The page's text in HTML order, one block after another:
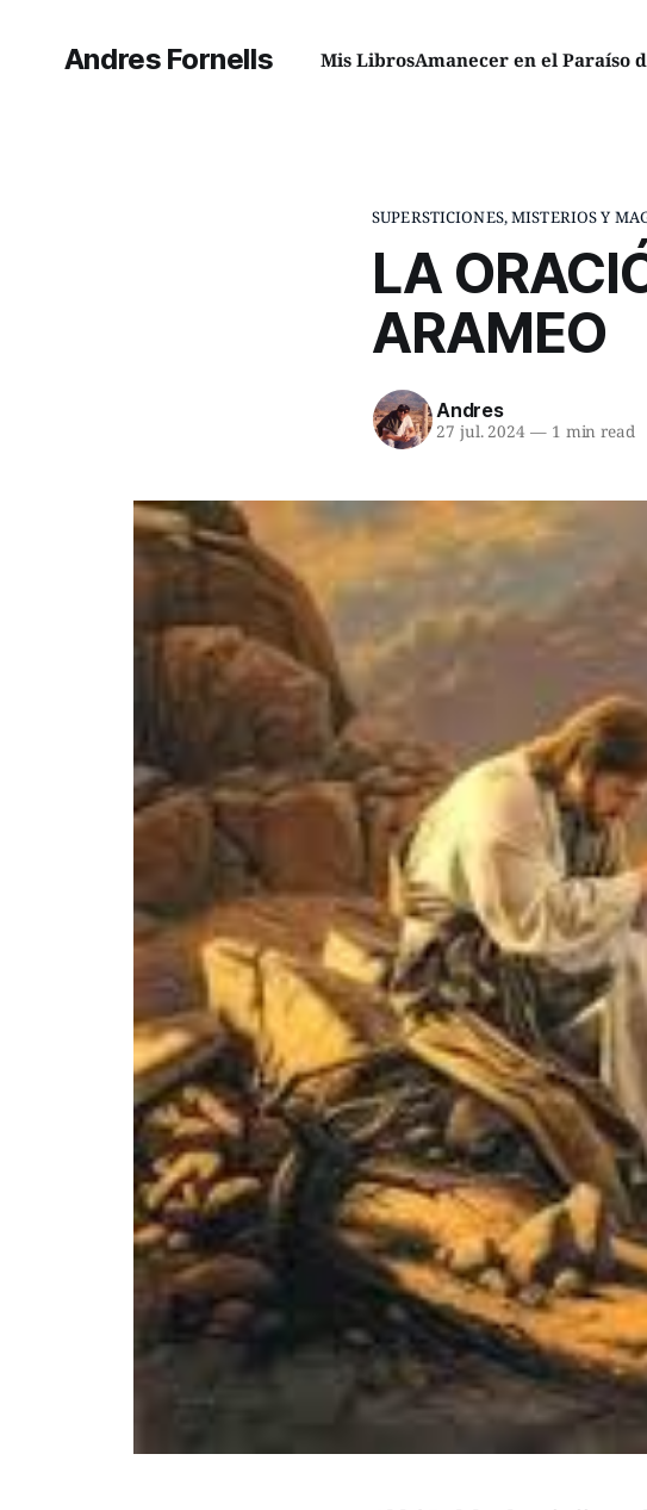
Andres Fornells Mis LibrosAmanecer en el Paraíso
SUPERSTICIONES, MISTERIOS Y
LA
ARAMEO
Andres
27 jul. 2024 —1 min read